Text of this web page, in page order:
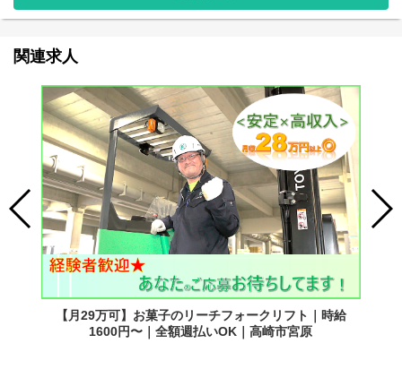
関連求人
【月29万可】お菓子のリーチフォークリフト｜時給
1600円〜｜全額週払いOK｜高崎市宮原